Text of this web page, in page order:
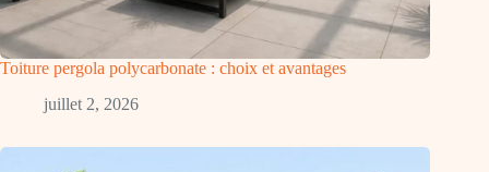
Toiture pergola polycarbonate : choix et avantages
juillet 2, 2026